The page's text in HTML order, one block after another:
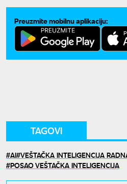
Preuzmite mobilnu aplikaciju:
TAGOVI
AI VEŠTAČKA INTELIGENCIJA
POSAO VEŠTAČKA INTELIGENCIJA